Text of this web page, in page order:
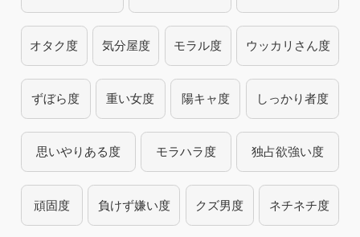
オタク度 気分屋度 モラル度 ウッカリさん度
ずぼら度 重い女度 陽キャ度 しっかり者度
思いやりある度 モラハラ度 独占欲強い度
頑固度 負けず嫌い度 クズ男度 ネチネチ度